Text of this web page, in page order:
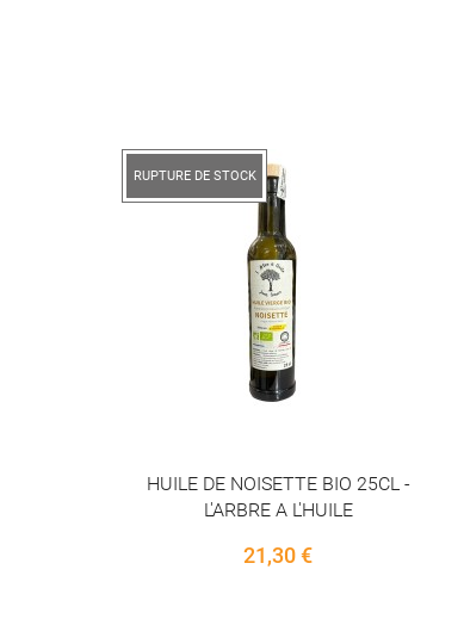
HUILE DE COCO VIERGE 950ML BIO
PLANETE
17,90 €